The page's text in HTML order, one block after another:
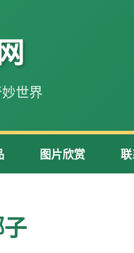
世界
图片欣赏